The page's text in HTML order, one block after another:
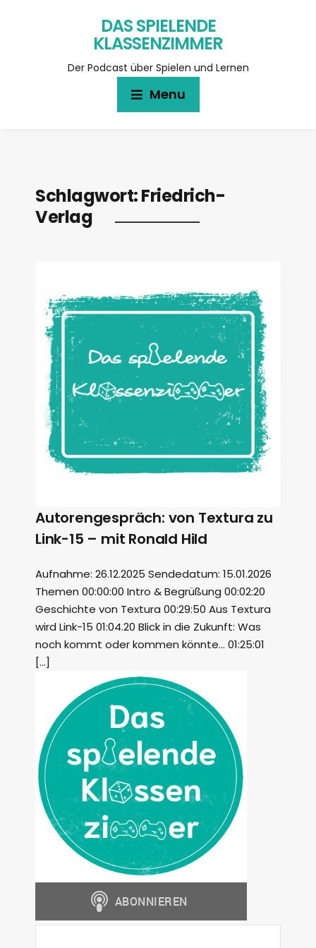
DAS SPIELENDE
KLASSENZIMMER
Der Podcast über Spielen und Lernen
Menu
Schlagwort:Friedrich-
Verlag
Autorengespräch: von Textura zu
Link-15 – mit Ronald Hild
Aufnahme: 26.12.2025 Sendedatum: 15.01.2026
Themen 00:00:00 Intro & Begrüßung 00:02:20
Geschichte von Textura 00:29:50 Aus Textura
wird Link-15 01:04.20 Blick in die Zukunft: Was
noch kommt oder kommen könnte… 01:25:01
[…]